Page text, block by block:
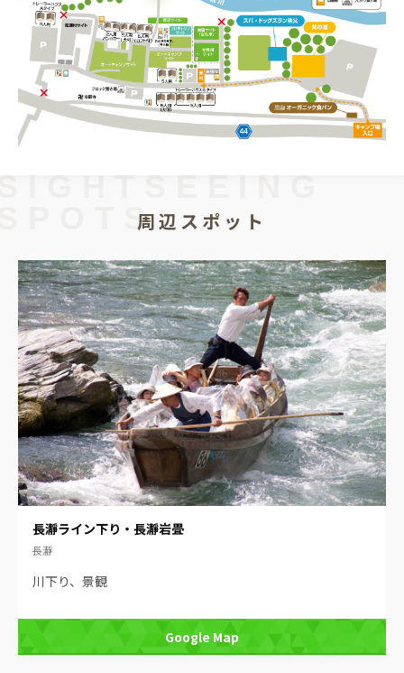
周辺スポット
長瀞ライン下り・長瀞岩畳
長瀞
川下り、景観
Google Map